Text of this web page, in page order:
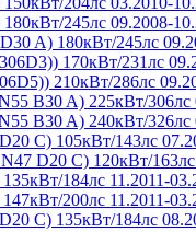
245лс 09.2008-
A) 180кВт/245лс
170кВт/231лс
210кВт/286лс
B30 A) 225кВт/306лс
B30 A) 240кВт/326лс
C) 105кВт/143лс
D20 C) 120кВт/
184лс 11.2011-
200лс 11.2011-
C) 135кВт/184лс